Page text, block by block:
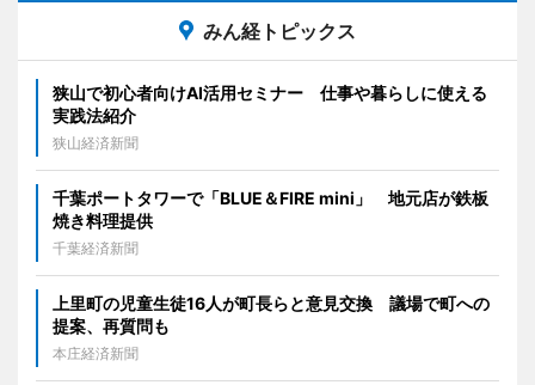
みん経トピックス
狭山で初心者向けAI活用セミナー 仕事や暮らしに使える
実践法紹介
狭山経済新聞
千葉ポートタワーで「BLUE＆FIRE mini」 地元店が鉄板
焼き料理提供
千葉経済新聞
上里町の児童生徒16人が町長らと意見交換 議場で町への
提案、再質問も
本庄経済新聞